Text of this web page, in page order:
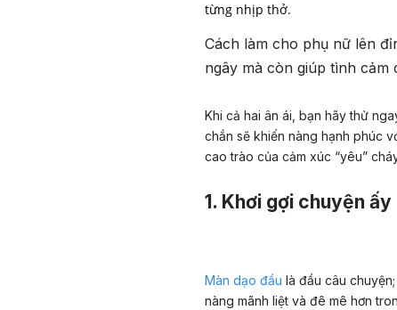
từng nhịp thở.
Cách làm cho phụ nữ lên
ngây mà còn giúp tình cảm
Khi cả hai ân ái, bạn hãy thử
chắn sẽ khiến nàng hạnh phúc
cao trào của cảm xúc “yêu”
1. Khơi gợi chuyện ấy
Màn dạo đầu là đầu câu
nàng mãnh liệt và đê mê hơn